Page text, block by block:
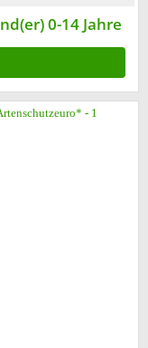
0-14 Jahre